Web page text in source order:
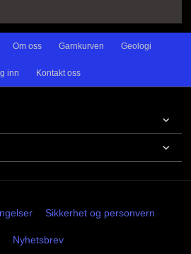
Om oss Garnkurven Geologi
inn Kontakt oss
Sikkerhet og personvern
Nyhetsbrev